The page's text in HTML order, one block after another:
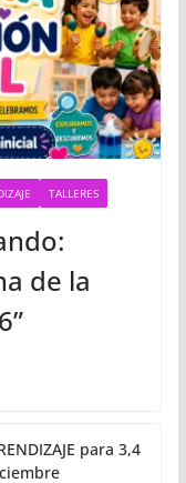
TALLERES
de la
para 3,4